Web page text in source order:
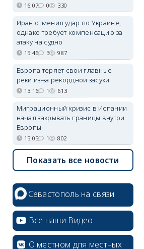
16:07 0 330
Иран отменил удар по Украине,
однако требует компенсацию за
атаку на судно
15:46 3 987
Европа теряет свои главные
реки из-за рекордной засухи
13:16 1 613
Миграционный кризис в Испании
начал закрывать границы внутри
Европы
15:05 1 802
Показать все новости
Севастополь на связи
Все наши Видео
О местном для местных